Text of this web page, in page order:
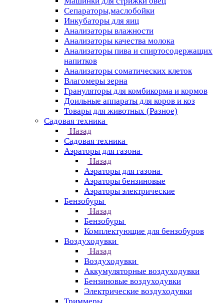
Сепараторы,маслобойки
Инкубаторы для яиц
Анализаторы влажности
Анализаторы качества молока
Анализаторы пива и спиртосодержащих
напитков
Анализаторы соматических клеток
Влагомеры зерна
Грануляторы для комбикорма и кормов
Доильные аппараты для коров и коз
Товары для животных (Разное)
Садовая техника
Назад
Садовая техника
Аэраторы для газона
Назад
Аэраторы для газона
Аэраторы бензиновые
Аэраторы электрические
Бензобуры
Назад
Бензобуры
Комплектующие для бензобуров
Воздуходувки
Назад
Воздуходувки
Аккумуляторные воздуходувки
Бензиновые воздуходувки
Электрические воздуходувки